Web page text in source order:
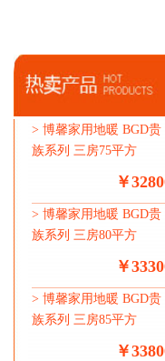
> 博馨家用地暖 BGD贵
族系列 三房75平方
￥
> 博馨家用地暖 BGD贵
族系列 三房80平方
￥
> 博馨家用地暖 BGD贵
族系列 三房85平方
￥